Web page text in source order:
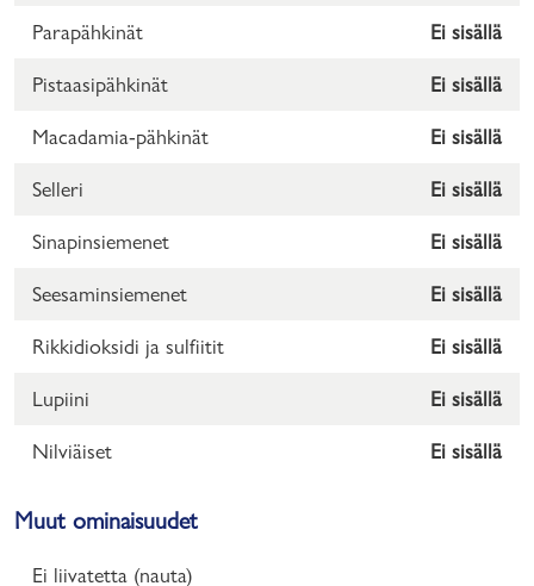
Parapähkinät Ei sisällä
Pistaasipähkinät Ei sisällä
Macadamia-pähkinät Ei sisällä
Selleri Ei sisällä
Sinapinsiemenet Ei sisällä
Seesaminsiemenet Ei sisällä
Rikkidioksidi ja sulfiitit Ei sisällä
Lupiini Ei sisällä
Nilviäiset Ei sisällä
Muut ominaisuudet
Ei liivatetta (nauta)